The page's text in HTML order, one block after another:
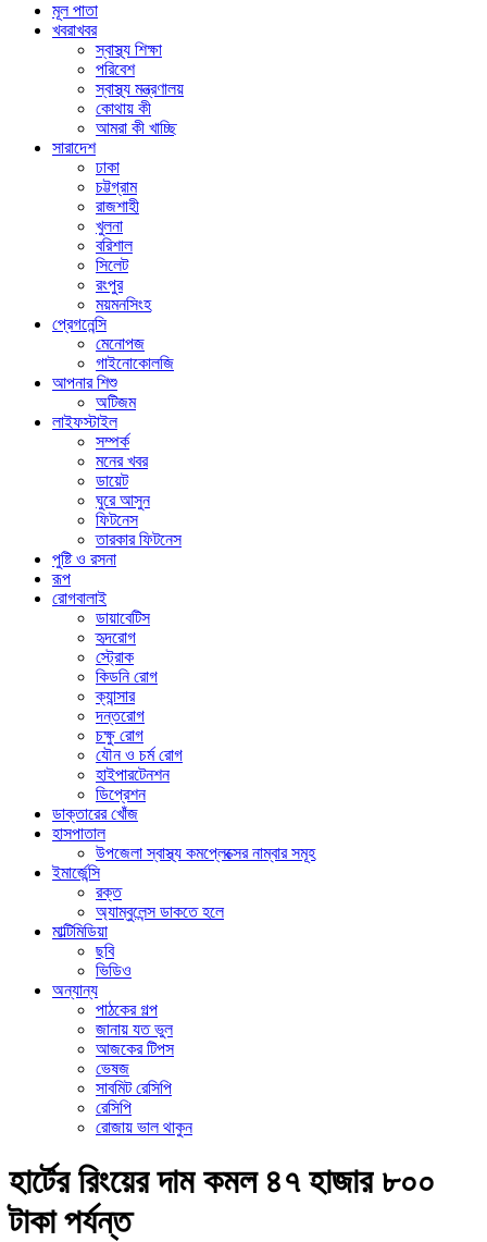
মূল পাতা
খবরাখবর
স্বাস্থ্য শিক্ষা
পরিবেশ
স্বাস্থ্য মন্ত্রণালয়
কোথায় কী
আমরা কী খাচ্ছি
সারাদেশ
ঢাকা
চট্টগ্রাম
রাজশাহী
খুলনা
বরিশাল
সিলেট
রংপুর
ময়মনসিংহ
প্রেগনেন্সি
মেনোপজ
গাইনোকোলজি
আপনার শিশু
অটিজম
লাইফস্টাইল
সম্পর্ক
মনের খবর
ডায়েট
ঘুরে আসুন
ফিটনেস
তারকার ফিটনেস
পুষ্টি ও রসনা
রূপ
রোগবালাই
ডায়াবেটিস
হৃদরোগ
স্ট্রোক
কিডনি রোগ
ক্যান্সার
দন্তরোগ
চক্ষু রোগ
যৌন ও চর্ম রোগ
হাইপারটেনশন
ডিপ্রেশন
ডাক্তারের খোঁজ
হাসপাতাল
উপজেলা স্বাস্থ্য কমপ্লেক্সের নাম্বার সমূহ
ইমার্জেন্সি
রক্ত
অ্যাম্বুলেন্স ডাকতে হলে
মাল্টিমিডিয়া
ছবি
ভিডিও
অন্যান্য
পাঠকের গল্প
জানায় যত ভুল
আজকের টিপস
ভেষজ
সাবমিট রেসিপি
রেসিপি
রোজায় ভাল থাকুন
হার্টের রিংয়ের দাম কমল ৪৭ হাজার ৮০০
টাকা পর্যন্ত